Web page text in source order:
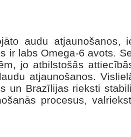
audu atjaunošanos,
ir labs Omega-6 avots.
jo atbilstošās
atjaunošanos.
un Brazīlijas rieksti
procesus,